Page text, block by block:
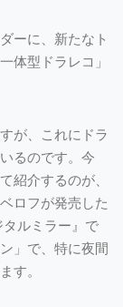
ーに、新たなト
体型ドラレコ」
が、これにドラ
るのです。今
紹介するのが、
ロフが発売した
タルミラー』で
」で、特に夜間
す。